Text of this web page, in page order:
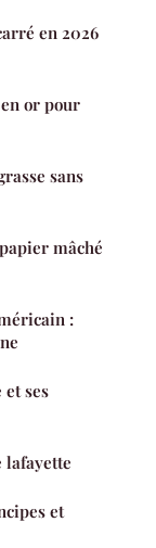
en 2026
or pour
sans
mâché
:
ses
lafayette
et